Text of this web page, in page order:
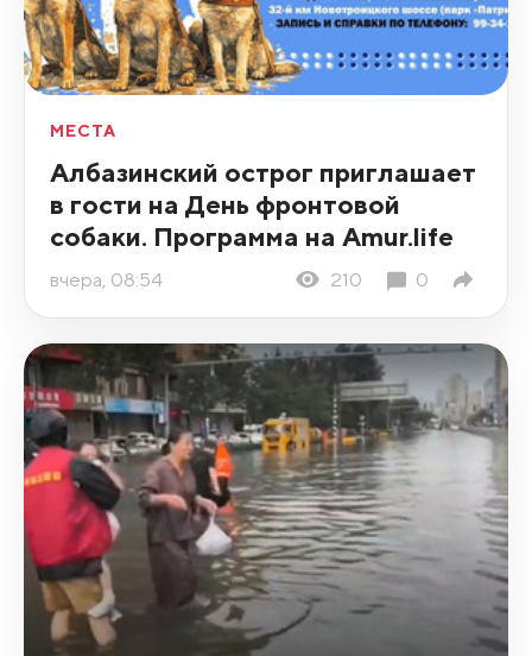
МЕСТА
Албазинский острог приглашает
в гости на День фронтовой
собаки. Программа на Amur.life
вчера, 08:54 210 0